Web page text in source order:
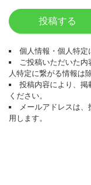
投稿する
個人情報・個人特定
ご投稿いただいた
人特定に繋がる情報は
投稿内容により、
ください。
メールアドレスは
用します。